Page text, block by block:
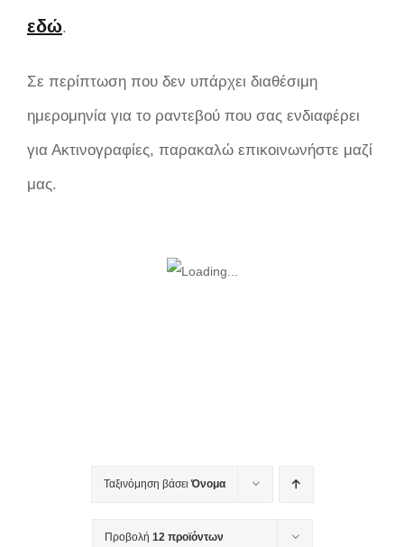
εδώ.
Σε περίπτωση που δεν υπάρχει διαθέσιμη
ημερομηνία για το ραντεβού που σας ενδιαφέρει
για Ακτινογραφίες, παρακαλώ επικοινωνήστε μαζί
μας.
Ταξινόμηση βάσει Όνομα
Προβολή 12 προϊόντων